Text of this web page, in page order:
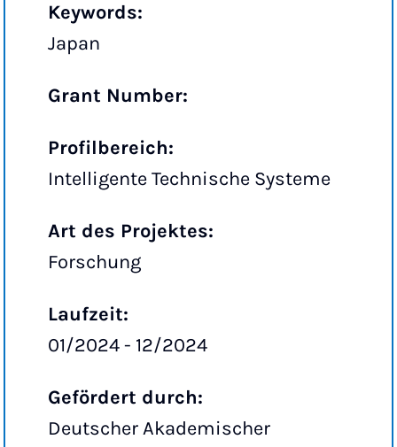
Keywords:
Japan
Grant Number:
Profilbereich:
Intelligente Technische Systeme
Art des Projektes:
Forschung
Laufzeit:
01/2024 - 12/2024
Gefördert durch:
Deutscher Akademischer